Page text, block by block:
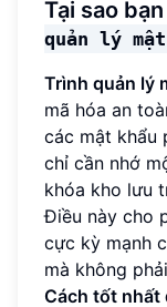
Tại sao
quản lý
Trình quản lý
mã hóa an
các mật khẩu
chỉ cần nhớ
khóa kho lưu
Điều này cho
cực kỳ mạnh
mà không
Cách tốt nhất